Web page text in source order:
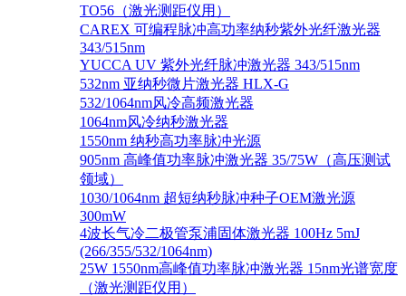
TO56（激光测距仪用）
CAREX 可编程脉冲高功率纳秒紫外光纤激光器
343/515nm
YUCCA UV 紫外光纤脉冲激光器 343/515nm
532nm 亚纳秒微片激光器 HLX-G
532/1064nm风冷高频激光器
1064nm风冷纳秒激光器
1550nm 纳秒高功率脉冲光源
905nm 高峰值功率脉冲激光器 35/75W（高压测试
领域）
1030/1064nm 超短纳秒脉冲种子OEM激光源
300mW
4波长气冷二极管泵浦固体激光器 100Hz 5mJ
(266/355/532/1064nm)
25W 1550nm高峰值功率脉冲激光器 15nm光谱宽度
（激光测距仪用）